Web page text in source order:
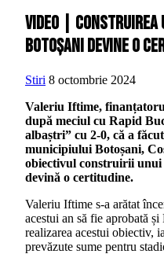
VIDEO |
Botoșani devine o
Stiri 8 octombrie 2024
Valeriu Iftime,
după meciul cu Rapid
albaștri” cu 2-0, că a
municipiului Botoșani,
obiectivul construirii unui
devină o certitudine.
Valeriu Iftime s-a arătat
acestui an să fie aprobată
realizarea acestui obiectiv,
prevăzute sume pentru